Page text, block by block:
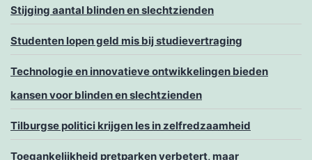
Stijging aantal blinden en slechtzienden
Studenten lopen geld mis bij studievertraging
Technologie en innovatieve ontwikkelingen bieden
kansen voor blinden en slechtzienden
Tilburgse politici krijgen les in zelfredzaamheid
Toegankelijkheid pretparken verbetert, maar